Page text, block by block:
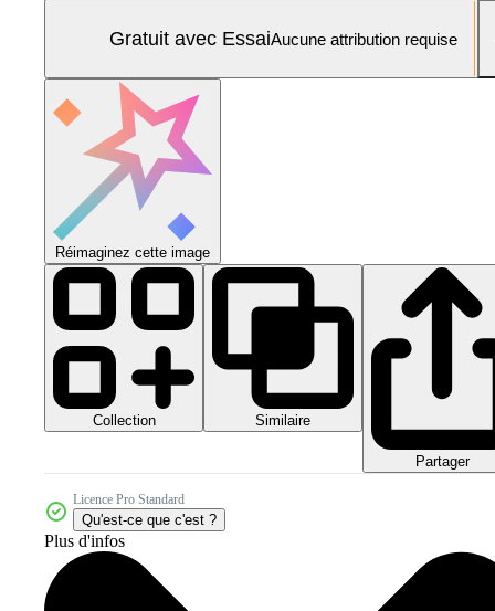
Gratuit avec EssaiAucune attribution requise
Réimaginez cette image
Collection Similaire
Partager
Licence Pro Standard
Qu'est-ce que c'est ?
Plus d'infos